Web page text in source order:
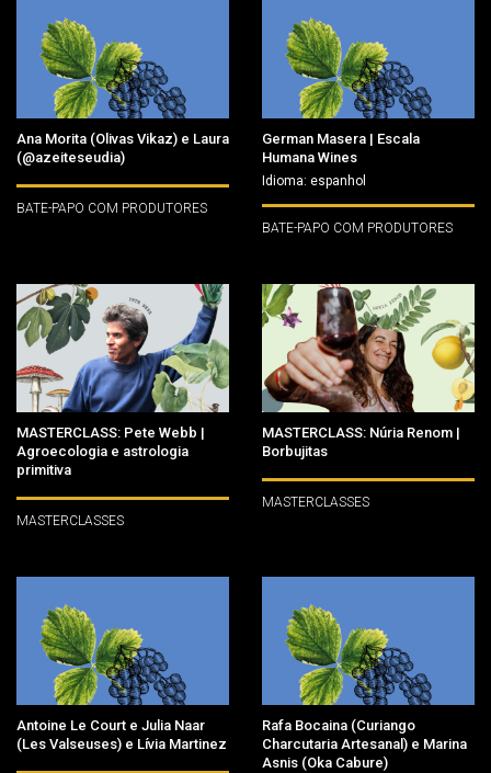
Ana Morita (Olivas Vikaz) e Laura
(@azeiteseudia)
BATE-PAPO COM PRODUTORES
German Masera | Escala
Humana Wines
Idioma: espanhol
BATE-PAPO COM PRODUTORES
MASTERCLASS: Pete Webb |
Agroecologia e astrologia
primitiva
MASTERCLASSES
MASTERCLASS: Núria Renom |
Borbujitas
MASTERCLASSES
Antoine Le Court e Julia Naar
(Les Valseuses) e Lívia Martinez
Rafa Bocaina (Curiango
Charcutaria Artesanal) e Marina
Asnis (Oka Cabure)